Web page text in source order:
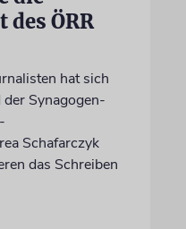
ÖRR
hat sich
Synagogen-
Schafarczyk
das Schreiben